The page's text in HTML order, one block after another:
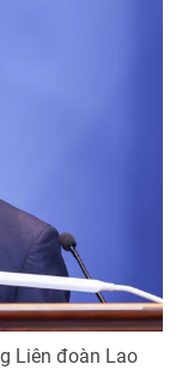
Liên đoàn Lao